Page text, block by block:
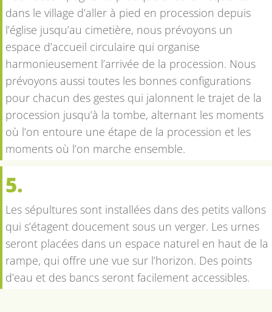
dans le village d’aller à pied en procession depuis
l’église jusqu’au cimetière, nous prévoyons un
espace d’accueil circulaire qui organise
harmonieusement l’arrivée de la procession. Nous
prévoyons aussi toutes les bonnes configurations
pour chacun des gestes qui jalonnent le trajet de la
procession jusqu’à la tombe, alternant les moments
où l’on entoure une étape de la procession et les
moments où l’on marche ensemble.
5.
Les sépultures sont installées dans des petits vallons
qui s’étagent doucement sous un verger. Les urnes
seront placées dans un espace naturel en haut de la
rampe, qui offre une vue sur l’horizon. Des points
d’eau et des bancs seront facilement accessibles.